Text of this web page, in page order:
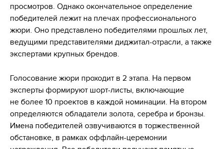
просмотров. Однако окончательное определение
победителей лежит на плечах профессионального
жюри. Оно представлено победителями прошлых лет,
ведущими представителями диджитал-отрасли, а также
экспертами крупных брендов.
Голосование жюри проходит в 2 этапа. На первом
эксперты формируют шорт-листы, включающие
не более 10 проектов в каждой номинации. На втором
определяются обладатели золота, серебра и бронзы.
Имена победителей озвучиваются в торжественной
обстановке, в рамках оффлайн-церемонии